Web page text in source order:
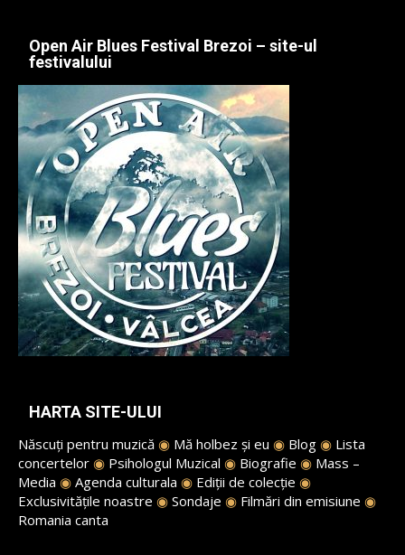
Open Air Blues Festival Brezoi – site-ul
festivalului
HARTA SITE-ULUI
Născuți pentru muzică ◉ Mă holbez și eu ◉ Blog ◉ Lista
concertelor ◉ Psihologul Muzical ◉ Biografie ◉ Mass –
Media ◉ Agenda culturala ◉ Ediții de colecție ◉
Exclusivitățile noastre ◉ Sondaje ◉ Filmări din emisiune ◉
Romania canta